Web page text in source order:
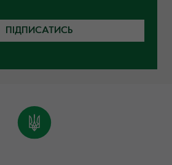
ПІДПИСАТИСЬ